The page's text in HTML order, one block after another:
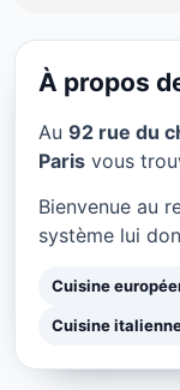
La
À propos
Au 92 rue du
Paris vous
Bienvenue au
système lui
Cuisine
Cuisine